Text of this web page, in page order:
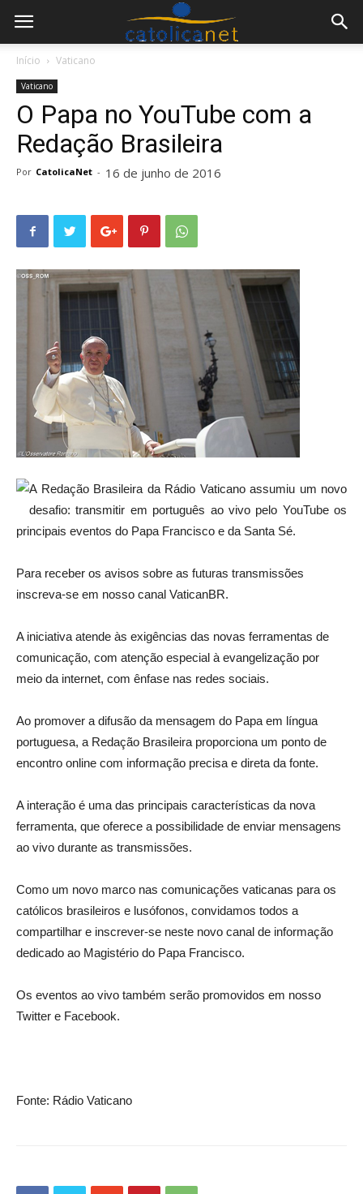
Início Vaticano
Vaticano
O Papa no YouTube com a
Redação Brasileira
Por CatolicaNet - 16 de junho de 2016
A Redação Brasileira da Rádio Vaticano assumiu um novo
desafio: transmitir em português ao vivo pelo YouTube os
principais eventos do Papa Francisco e da Santa Sé.
Para receber os avisos sobre as futuras transmissões
inscreva-se em nosso canal VaticanBR.
A iniciativa atende às exigências das novas ferramentas de
comunicação, com atenção especial à evangelização por
meio da internet, com ênfase nas redes sociais.
Ao promover a difusão da mensagem do Papa em língua
portuguesa, a Redação Brasileira proporciona um ponto de
encontro online com informação precisa e direta da fonte.
A interação é uma das principais características da nova
ferramenta, que oferece a possibilidade de enviar mensagens
ao vivo durante as transmissões.
Como um novo marco nas comunicações vaticanas para os
católicos brasileiros e lusófonos, convidamos todos a
compartilhar e inscrever-se neste novo canal de informação
dedicado ao Magistério do Papa Francisco.
Os eventos ao vivo também serão promovidos em nosso
Twitter e Facebook.
Fonte: Rádio Vaticano